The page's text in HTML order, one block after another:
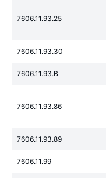
7606.11.93.25
7606.11.93.30
7606.11.93.B
7606.11.93.86
7606.11.93.89
7606.11.99